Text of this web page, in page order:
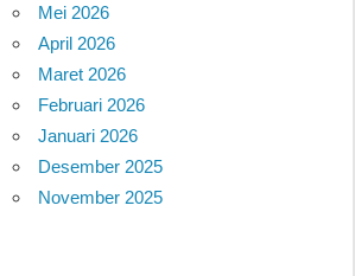
Mei 2026
April 2026
Maret 2026
Februari 2026
Januari 2026
Desember 2025
November 2025